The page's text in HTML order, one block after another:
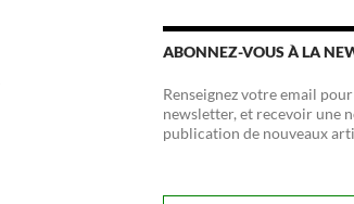
ABONNEZ-VOUS À LA
Renseignez votre email
newsletter, et recevoir une
publication de nouveaux
Adresse email...